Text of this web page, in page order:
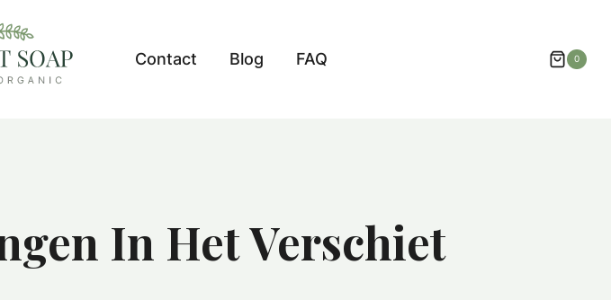
Contact Blog FAQ 0
In Het Verschiet